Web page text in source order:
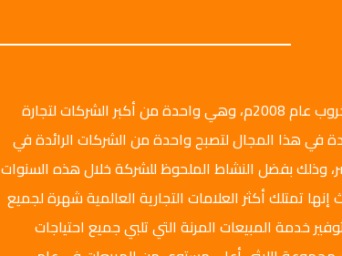
تأسست شركة الليثي أوتو جروب عام 2008م، وهي واحدة من أكبر الشركات لتجارة
في هذا المجال لتصبح واحدة من الشركات الرائدة في
وذلك بفضل النشاط الملحوظ للشركة خلال هذه السنوات
تمتلك أكثر العلامات التجارية العالمية شهرة لجميع
خدمة المبيعات المرنة التي تلبي جميع احتياجات